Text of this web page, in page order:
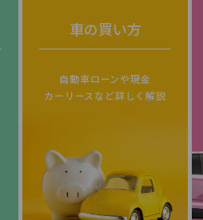
車の買い方
自動車ローンや現金
カーリースなど詳しく解説